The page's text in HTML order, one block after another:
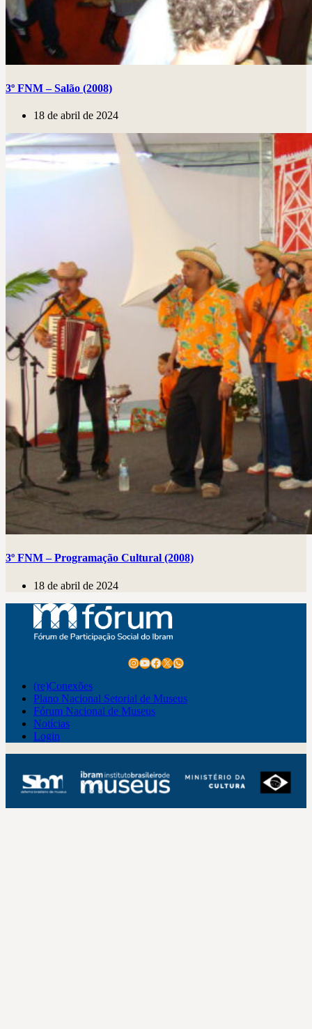
3º FNM – Salão (2008)
18 de abril de 2024
3º FNM – Programação Cultural (2008)
18 de abril de 2024
Instagram
Youtube
Facebook
X WhatsApp
(re)Conexões
Plano Nacional Setorial de Museus
Fórum Nacional de Museus
Notícias
Login